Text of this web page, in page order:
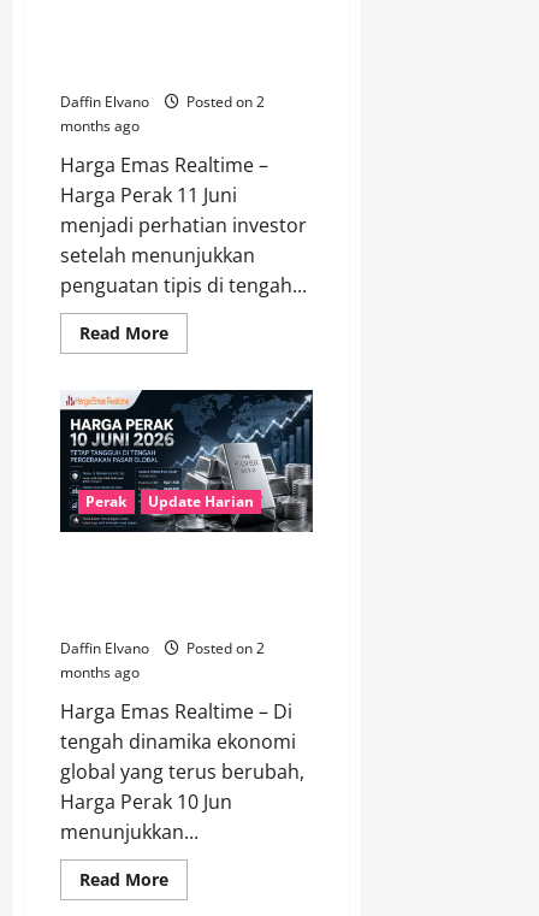
Daffin Elvano
Posted on 2
months ago
Harga Emas Realtime –
Harga Perak 11 Juni
menjadi perhatian investor
setelah menunjukkan
penguatan tipis di tengah...
Read MoreRead
more
Perak
11
Juni
2026
Menguat
Tipis,
Optimisme
Pasar
Mulai
Perak Update Harian
Daffin Elvano
Posted on 2
months ago
Harga Emas Realtime – Di
tengah dinamika ekonomi
global yang terus berubah,
Harga Perak 10 Jun
menunjukkan...
Read MoreRead
more